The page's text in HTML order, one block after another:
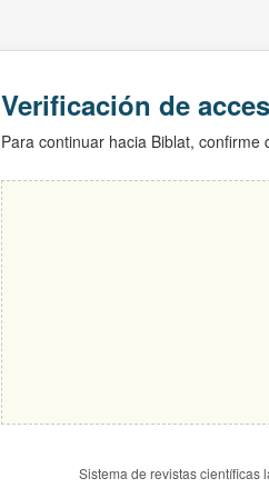
Verificación de
Para continuar hacia Biblat,
Sistema de revistas científicas